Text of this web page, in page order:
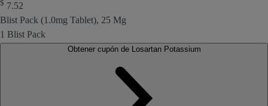
$ 7.52
Blist Pack (1.0mg Tablet), 25 Mg
1 Blist Pack